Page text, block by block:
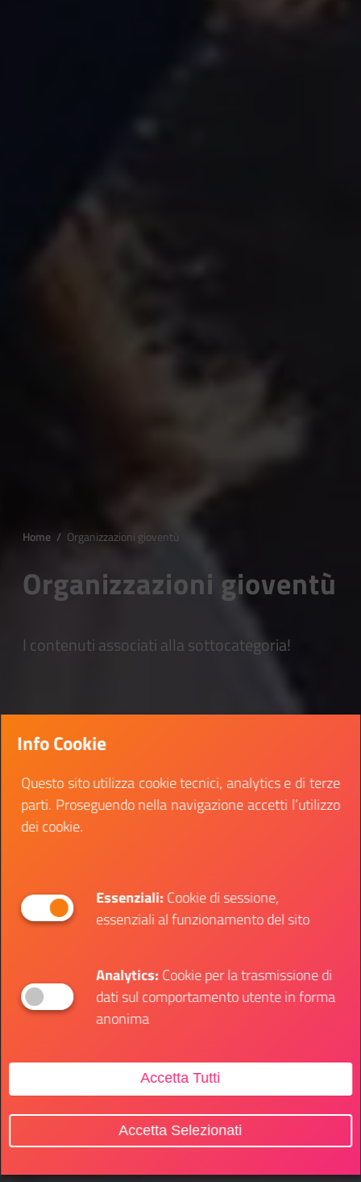
Home / Organizzazioni gioventù
Organizzazioni gioventù
I contenuti associati alla sottocategoria!
Info Cookie
Questo sito utilizza cookie tecnici, analytics e di terze
parti. Proseguendo nella navigazione accetti l’utilizzo
dei cookie.
Essenziali:Cookie di sessione,
essenziali al funzionamento del sito
Analytics:Cookie per la trasmissione di
dati sul comportamento utente in forma
anonima
Accetta Tutti
Accetta Selezionati